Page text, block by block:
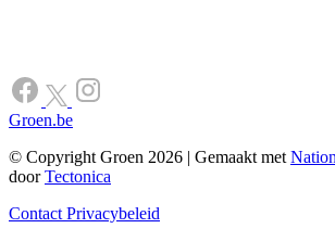
Groen.be
© Copyright Groen 2026 | Gemaakt met
doorTectonica
Contact Privacybeleid